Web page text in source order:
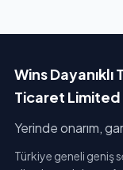
Wins Dayanıklı
Ticaret
Yerinde onarım,
Türkiye geneli geniş